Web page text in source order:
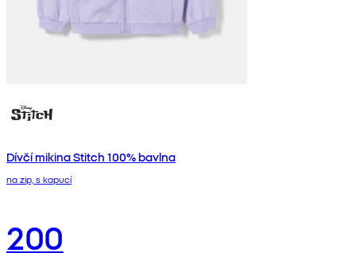
Dívčí mikina Stitch 100% bavlna
na zip, s kapucí
200